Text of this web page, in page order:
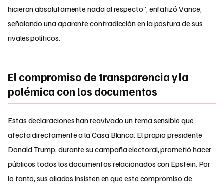
hicieron absolutamente nada al respecto”, enfatizó Vance,
señalando una aparente contradicción en la postura de sus
rivales políticos.
El compromiso de transparencia y la
polémica con los documentos
Estas declaraciones han reavivado un tema sensible que
afecta directamente a la Casa Blanca. El propio presidente
Donald Trump, durante su campaña electoral, prometió hacer
públicos todos los documentos relacionados con Epstein. Por
lo tanto, sus aliados insisten en que este compromiso de